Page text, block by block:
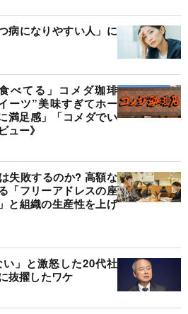
病になりやすい人」に
べてる」コメダ珈琲
ーツ”美味すぎてホー
満足感」「コメダでい
ュー》
失敗するのか? 高額な
「フリーアドレスの座
と組織の生産性を上げ
」と激怒した20代社
抜擢したワケ